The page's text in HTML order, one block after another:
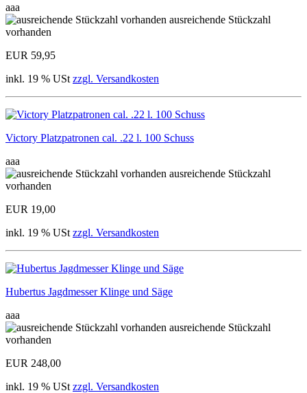
aaa
ausreichende Stückzahl
vorhanden
EUR 59,95
inkl. 19 % USt zzgl. Versandkosten
Victory Platzpatronen cal. .22 l. 100 Schuss
aaa
ausreichende Stückzahl
vorhanden
EUR 19,00
inkl. 19 % USt zzgl. Versandkosten
Hubertus Jagdmesser Klinge und Säge
aaa
ausreichende Stückzahl
vorhanden
EUR 248,00
inkl. 19 % USt zzgl. Versandkosten